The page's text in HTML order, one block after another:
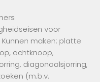
voor
maken: platte
achtknoop,
diagonaalsjorring,
(m.b.v.